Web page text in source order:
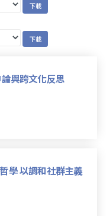
與跨文化反思
學 以調和社群主義